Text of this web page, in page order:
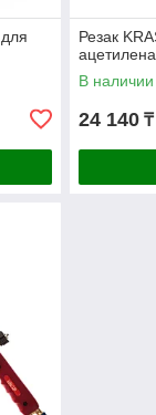
Резак
В наличии
24 140 ₸